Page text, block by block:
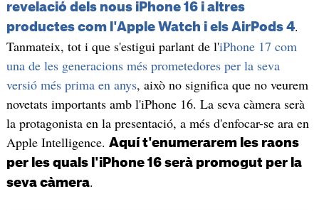
revelació dels nous iPhone 16 i altres
productes com l'Apple Watch i els AirPods 4.
Tanmateix, tot i que s'estigui parlant de l'iPhone 17 com
una de les generacions més prometedores per la seva
versió més prima en anys, això no significa que no veurem
novetats importants amb l'iPhone 16. La seva càmera serà
la protagonista en la presentació, a més d'enfocar-se ara en
Apple Intelligence. Aquí t'enumerarem les raons
per les quals l'iPhone 16 serà promogut per la
seva càmera.